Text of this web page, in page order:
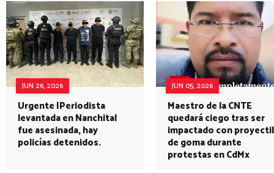
JUN 26, 2026
Urgente |Periodista
levantada en Nanchital
fue asesinada, hay
policías detenidos.
JUN 05, 2026
Maestro de la CNTE
quedará ciego tras ser
impactado con proyectil
de goma durante
protestas en CdMx